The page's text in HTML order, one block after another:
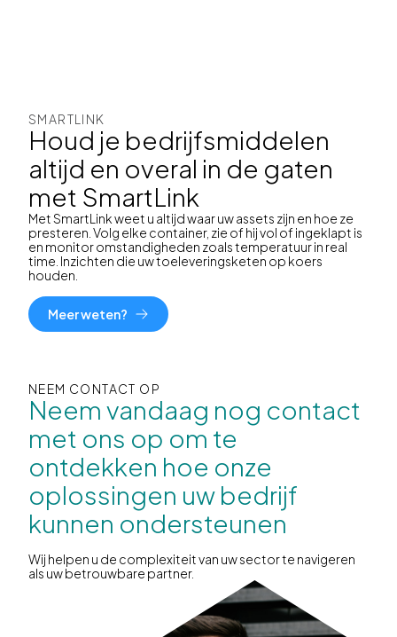
SMARTLINK
Houd je bedrijfsmiddelen
altijd en overal in de gaten
met SmartLink
Met SmartLink weet u altijd waar uw assets zijn en hoe ze
presteren. Volg elke container, zie of hij vol of ingeklapt is
en monitor omstandigheden zoals temperatuur in real
time. Inzichten die uw toeleveringsketen op koers
houden.
Meer weten?
NEEM CONTACT OP
Neem vandaag nog contact
met ons op om te
ontdekken hoe onze
oplossingen uw bedrijf
kunnen ondersteunen
Wij helpen u de complexiteit van uw sector te navigeren
als uw betrouwbare partner.